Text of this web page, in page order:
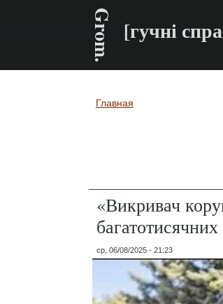
Grom. [гучні
Вы здесь
Главная
«Викривач
багатотисячних
ср, 06/08/2025 - 21:23